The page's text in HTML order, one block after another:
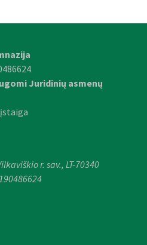
Juridinių asmenų
r. sav., LT-70340